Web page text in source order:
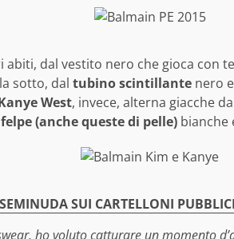
abiti, dal vestito nero che gioca con
sotto, dal tubino scintillante nero
West, invece, alterna giacche
felpe (anche queste di pelle) bianche
SUI CARTELLONI
ho voluto catturare un momento